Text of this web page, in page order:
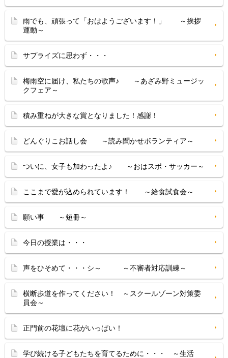
雨でも、頑張って「おはようございます！」 ～挨拶
運動～
サプライズに思わず・・・
梅雨空に届け、私たちの歌声♪ ～あざみ野ミュージッ
クフェア～
積み重ねが大きな賞となりました！感謝！
どんぐりこお話し会 ～読み聞かせボランティア～
ついに、女子も加わったよ♪ ～おはスポ・サッカー～
ここまで愛が込められています！ ～給食試食会～
願い事 ～短冊～
今日の授業は・・・
声をひそめて・・・シ～ ～不審者対応訓練～
横断歩道を作ってください！ ～スクールゾーン対策委
員会～
正門前の花壇に花がいっぱい！
学び続ける子どもたちを育てるために・・・ ～生活